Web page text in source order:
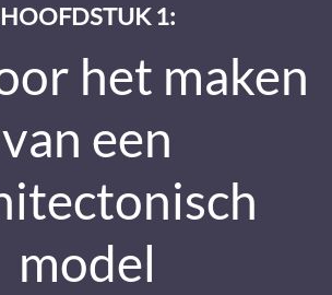
HOOFDSTUK 1:
het maken
van een
model